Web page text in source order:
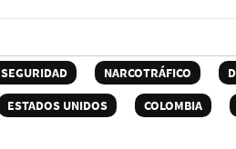
SEGURIDAD NARCOTRÁFICO
ESTADOS UNIDOS COLOMBIA